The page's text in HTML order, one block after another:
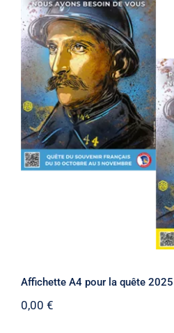
Affichette A4 pour
Affichette A4 pour la quête 2025
0,00 €